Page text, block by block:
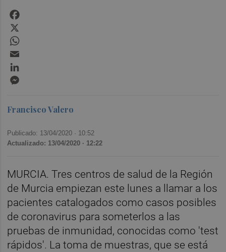
Francisco Valero
Publicado: 13/04/2020 · 10:52
Actualizado: 13/04/2020 · 12:22
MURCIA. Tres centros de salud de la Región
de Murcia empiezan este lunes a llamar a los
pacientes catalogados como casos posibles
de coronavirus para someterlos a las
pruebas de inmunidad, conocidas como 'test
rápidos'. La toma de muestras, que se está